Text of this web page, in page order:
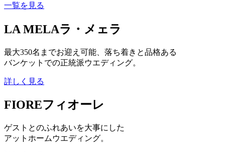
一覧を見る
LA MELAラ・メェラ
最大350名までお迎え可能、落ち着きと品格ある
バンケットでの正統派ウエディング。
詳しく見る
FIOREフィオーレ
ゲストとのふれあいを大事にした
アットホームウエディング。